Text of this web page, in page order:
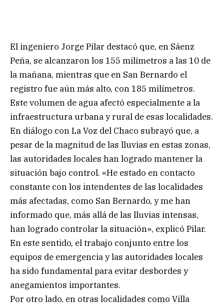
El ingeniero Jorge Pilar destacó que, en Sáenz
Peña, se alcanzaron los 155 milímetros a las 10 de
la mañana, mientras que en San Bernardo el
registro fue aún más alto, con 185 milímetros.
Este volumen de agua afectó especialmente a la
infraestructura urbana y rural de esas localidades.
En diálogo con La Voz del Chaco subrayó que, a
pesar de la magnitud de las lluvias en estas zonas,
las autoridades locales han logrado mantener la
situación bajo control. «He estado en contacto
constante con los intendentes de las localidades
más afectadas, como San Bernardo, y me han
informado que, más allá de las lluvias intensas,
han logrado controlar la situación», explicó Pilar.
En este sentido, el trabajo conjunto entre los
equipos de emergencia y las autoridades locales
ha sido fundamental para evitar desbordes y
anegamientos importantes.
Por otro lado, en otras localidades como Villa